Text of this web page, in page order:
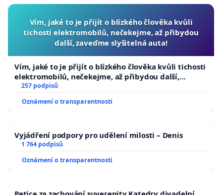
Vím, jaké to je přijít o blízkého člověka kvůli
tichosti elektromobilů, nečekejme, až přibydou
další, zaveďme slyšitelná auta!
Vím, jaké to je přijít o blízkého člověka kvůli tichosti
elektromobilů, nečekejme, až přibydou další,
zaveďme slyšitelná auta!
257 podpisů
Oznámení o transparentnosti
Vyjádření podpory pro udělení milosti – Denis
1 764 podpisů
Oznámení o transparentnosti